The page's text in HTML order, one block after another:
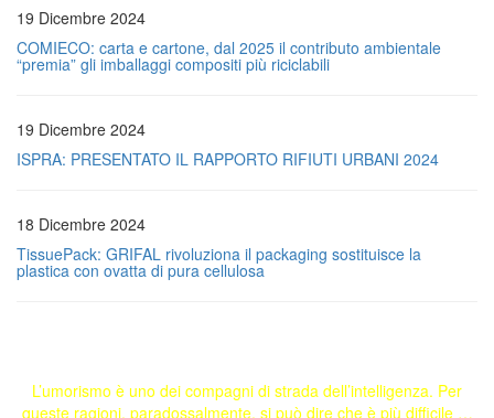
19 Dicembre 2024
COMIECO: carta e cartone, dal 2025 il contributo ambientale
“premia” gli imballaggi compositi più riciclabili
19 Dicembre 2024
ISPRA: PRESENTATO IL RAPPORTO RIFIUTI URBANI 2024
18 Dicembre 2024
TissuePack: GRIFAL rivoluziona il packaging sostituisce la
plastica con ovatta di pura cellulosa
L’umorismo è uno dei compagni di strada dell’intelligenza. Per
queste ragioni, paradossalmente, si può dire che è più difficile …